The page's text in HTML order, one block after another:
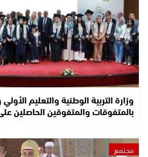
وزارة التربية الوطنية والتعليم
بالمتفوقات والمتفوقين الحاصلين
مجتمع